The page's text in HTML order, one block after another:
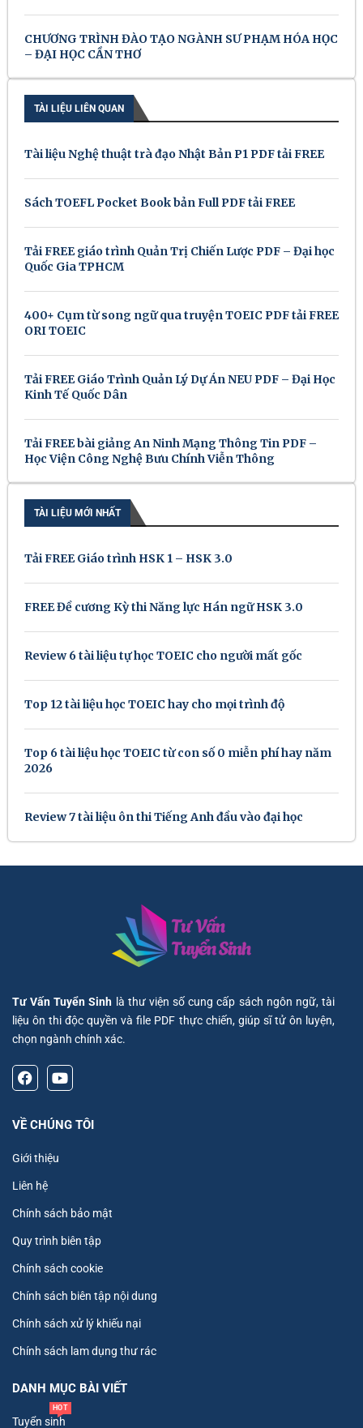
CHƯƠNG TRÌNH ĐÀO TẠO NGÀNH SƯ PHẠM HÓA HỌC
– ĐẠI HỌC CẦN THƠ
TÀI LIỆU LIÊN QUAN
Tài liệu Nghệ thuật trà đạo Nhật Bản P1 PDF tải FREE
Sách TOEFL Pocket Book bản Full PDF tải FREE
Tải FREE giáo trình Quản Trị Chiến Lược PDF – Đại học
Quốc Gia TPHCM
400+ Cụm từ song ngữ qua truyện TOEIC PDF tải FREE
ORI TOEIC
Tải FREE Giáo Trình Quản Lý Dự Án NEU PDF – Đại Học
Kinh Tế Quốc Dân
Tải FREE bài giảng An Ninh Mạng Thông Tin PDF –
Học Viện Công Nghệ Bưu Chính Viễn Thông
TÀI LIỆU MỚI NHẤT
Tải FREE Giáo trình HSK 1 – HSK 3.0
FREE Đề cương Kỳ thi Năng lực Hán ngữ HSK 3.0
Review 6 tài liệu tự học TOEIC cho người mất gốc
Top 12 tài liệu học TOEIC hay cho mọi trình độ
Top 6 tài liệu học TOEIC từ con số 0 miễn phí hay năm
2026
Review 7 tài liệu ôn thi Tiếng Anh đầu vào đại học
Tư Vấn Tuyển Sinh là thư viện số cung cấp sách ngôn ngữ, tài
liệu ôn thi độc quyền và file PDF thực chiến, giúp sĩ tử ôn luyện,
chọn ngành chính xác.
VỀ CHÚNG TÔI
Giới thiệu
Liên hệ
Chính sách bảo mật
Quy trình biên tập
Chính sách cookie
Chính sách biên tập nội dung
Chính sách xử lý khiếu nại
Chính sách lam dụng thư rác
DANH MỤC BÀI VIẾT
Tuyển sinh
HOT